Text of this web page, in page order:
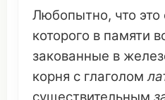
Любопытно, что это
которого в памяти
закованные в
корня с глаголом